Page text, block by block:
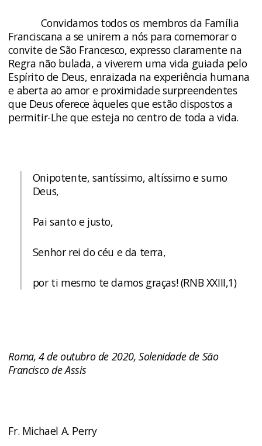
Convidamos todos os membros da Família
Franciscana a se unirem a nós para comemorar o
convite de São Francesco, expresso claramente na
Regra não bulada, a viverem uma vida guiada pelo
Espírito de Deus, enraizada na experiência humana
e aberta ao amor e proximidade surpreendentes
que Deus oferece àqueles que estão dispostos a
permitir-Lhe que esteja no centro de toda a vida.
Onipotente, santíssimo, altíssimo e sumo
Deus,
Pai santo e justo,
Senhor rei do céu e da terra,
por ti mesmo te damos graças! (RNB XXIII,1)
Roma, 4 de outubro de 2020, Solenidade de São
Francisco de Assis
Fr. Michael A. Perry